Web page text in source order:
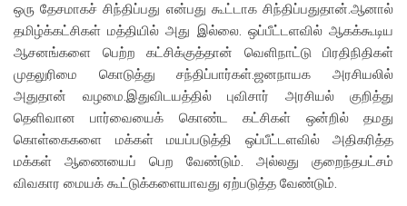
ஒரு தேசமாகச் சிந்திப்பது என்பது கூட்டாக சிந்திப்பதுதான்.ஆனால்
தமிழ்க்கட்சிகள் மத்தியில் அது இல்லை. ஒப்பீட்டளவில் ஆகக்கூடிய
ஆசனங்களை பெற்ற கட்சிக்குத்தான் வெளிநாட்டு பிரதிநிதிகள்
முதலுரிமை கொடுத்து சந்திப்பார்கள்.ஜனநாயக அரசியலில்
அதுதான் வழமை.இதுவிடயத்தில் புவிசார் அரசியல் குறித்து
தெளிவான பார்வையைக் கொண்ட கட்சிகள் ஒன்றில் தமது
கொள்கைகளை மக்கள் மயப்படுத்தி ஒப்பீட்டளவில் அதிகரித்த
மக்கள் ஆணையைப் பெற வேண்டும். அல்லது குறைந்தபட்சம்
விவகார மையக் கூட்டுக்களையாவது ஏற்படுத்த வேண்டும்.